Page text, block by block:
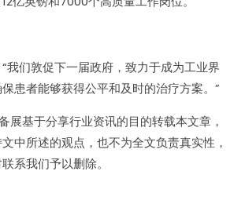
我们敦促下一届政府，致力于成为工业界
患者能够获得公平和及时的治疗方案。”
展基于分享行业资讯的目的转载本文章，
中所述的观点，也不为全文负责真实性，
系我们予以删除。